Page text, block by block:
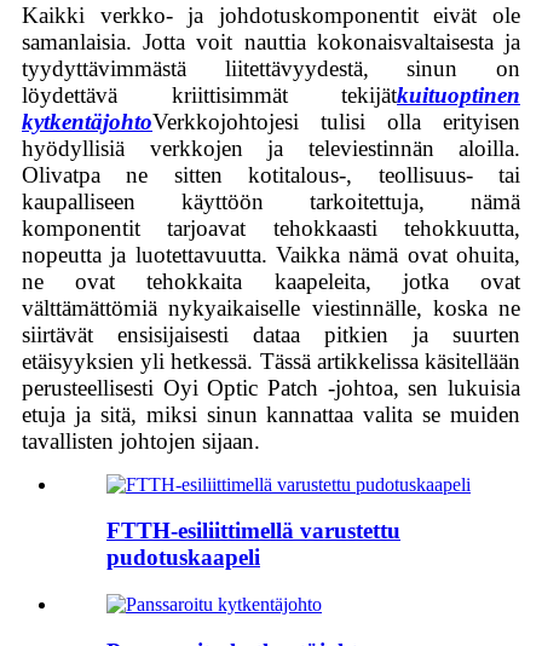
Kaikki verkko- ja johdotuskomponentit eivät ole
samanlaisia. Jotta voit nauttia kokonaisvaltaisesta ja
tyydyttävimmästä liitettävyydestä, sinun on
löydettävä kriittisimmät tekijätkuituoptinen
kytkentäjohtoVerkkojohtojesi tulisi olla erityisen
hyödyllisiä verkkojen ja televiestinnän aloilla.
Olivatpa ne sitten kotitalous-, teollisuus- tai
kaupalliseen käyttöön tarkoitettuja, nämä
komponentit tarjoavat tehokkaasti tehokkuutta,
nopeutta ja luotettavuutta. Vaikka nämä ovat ohuita,
ne ovat tehokkaita kaapeleita, jotka ovat
välttämättömiä nykyaikaiselle viestinnälle, koska ne
siirtävät ensisijaisesti dataa pitkien ja suurten
etäisyyksien yli hetkessä. Tässä artikkelissa käsitellään
perusteellisesti Oyi Optic Patch -johtoa, sen lukuisia
etuja ja sitä, miksi sinun kannattaa valita se muiden
tavallisten johtojen sijaan.
FTTH-esiliittimellä varustettu
pudotuskaapeli